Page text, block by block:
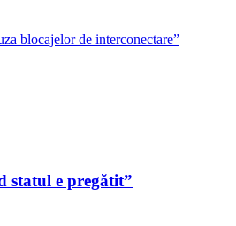
blocajelor de interconectare”
statul e pregătit”